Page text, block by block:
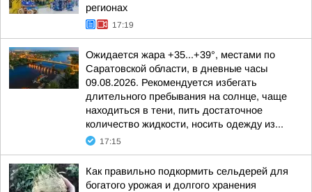
регионах
17:19
Ожидается жара +35...+39°, местами по
Саратовской области, в дневные часы
09.08.2026. Рекомендуется избегать
длительного пребывания на солнце, чаще
находиться в тени, пить достаточное
количество жидкости, носить одежду из...
17:15
Как правильно подкормить сельдерей для
богатого урожая и долгого хранения